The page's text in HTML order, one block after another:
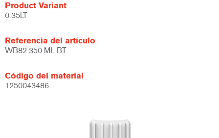
Product Variant
0.35LT
Referencia del artículo
WB82 350 ML BT
Código del material
1250043486